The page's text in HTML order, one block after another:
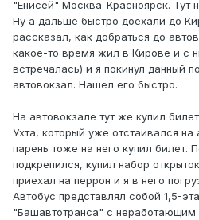
"Енисей" Москва-Красноярск. Тут
Ну а дальше быстро доехали до
рассказал, как добраться до
какое-то время жил в Кирове и с
встречалась) и я покинул данный
автовокзал. Нашел его быстро.
На автовокзале тут же купил
Ухта, который уже отстаивался на
парень тоже на него купил билет.
подкрепился, купил набор
приехал на перрон и я в него
Автобус представлял собой 1,5-
"Башавтотранса" с неработающим